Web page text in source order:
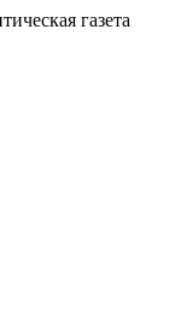
газета